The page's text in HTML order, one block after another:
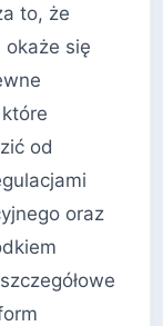
to, że
okaże się
od
oraz